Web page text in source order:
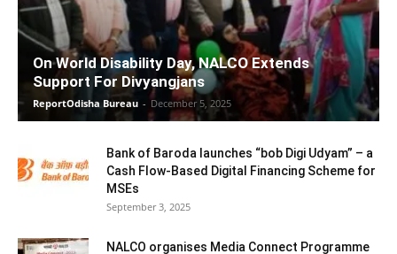
On World Disability Day, NALCO Extends
Support For Divyangjans
ReportOdisha Bureau - December 5, 2025
Bank of Baroda launches “bob Digi Udyam” – a
Cash Flow-Based Digital Financing Scheme for
MSEs
September 3, 2025
NALCO organises Media Connect Programme